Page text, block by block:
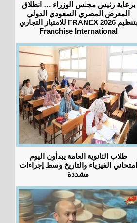
برعاية رئيس مجلس الوزراء … انطلاق
المعرض المصري السعودي الدولي
للامتياز التجاري FRANEX 2026 بتنظيم
Franchise International
طلاب الثانوية العامة يبدأون اليوم
امتحاني الفيزياء والتاريخ وسط إجراءات
مشددة